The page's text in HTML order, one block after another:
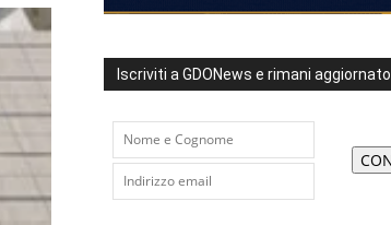
Iscriviti a GDONews e rimani aggiornato